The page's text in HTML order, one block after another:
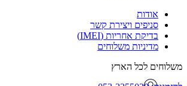
אודות
סניפים ויצירת קשר
בדיקת אחריות (IMEI)
מדיניות משלוחים
לכל הארץ